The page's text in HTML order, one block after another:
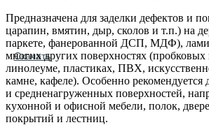
Скачать
Предназначена для заделки дефектов и
царапин, вмятин, дыр, сколов и т.п.) на
паркете, фанерованной ДСП, МДФ),
многих других поверхностях
линолеуме, пластиках, ПВХ,
камне, кафеле). Особенно рекомендуется
и средненагруженных поверхностей,
кухонной и офисной мебели, полок,
покрытий и лестниц.